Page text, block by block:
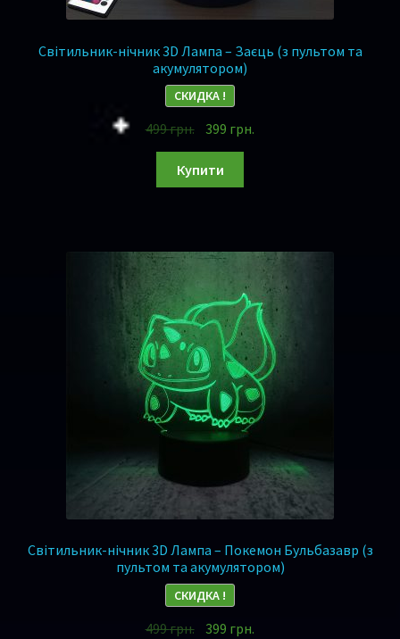
Світильник-нічник 3D Лампа – Заєць (з пультом та
акумулятором)
СКИДКА !
499грн. 399 грн.
Купити
Світильник-нічник 3D Лампа – Покемон Бульбазавр (з
пультом та акумулятором)
СКИДКА !
499грн. 399 грн.